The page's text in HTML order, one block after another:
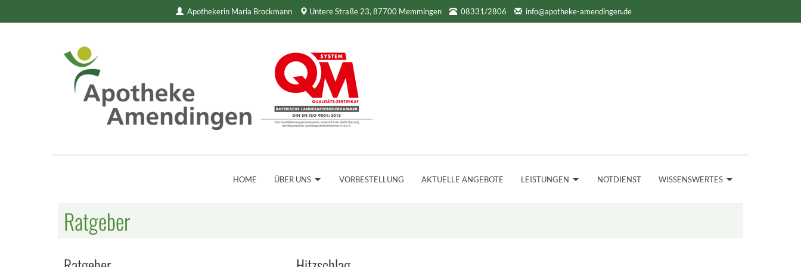
Apothekerin Maria Brockmann Untere Straße 23, 87700 Memmingen 08331/2806 info@apotheke-amendingen.de
HOME ÜBER UNS VORBESTELLUNG AKTUELLE ANGEBOTE LEISTUNGEN NOTDIENST WISSENSWERTES
Ratgeber